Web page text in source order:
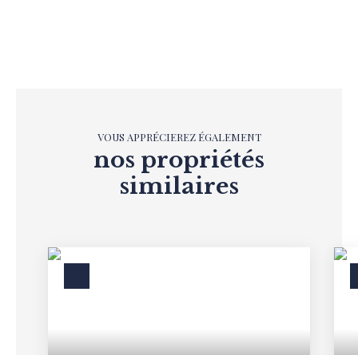
VOUS APPRÉCIEREZ ÉGALEMENT
nos propriétés
similaires